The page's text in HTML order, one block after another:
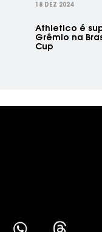
18 DEZ 2024
Athletico é
Grêmio na
Cup